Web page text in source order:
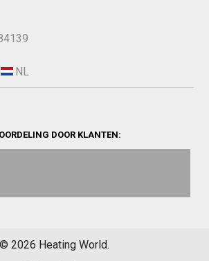
DOOR KLANTEN:
© 2026 Heating World.